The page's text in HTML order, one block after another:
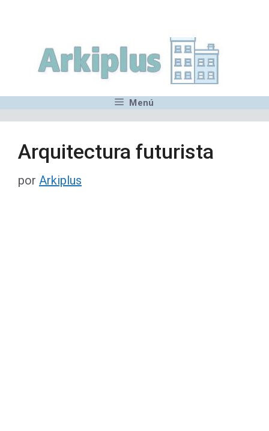
contenido
Menú
Arquitectura futurista
por Arkiplus